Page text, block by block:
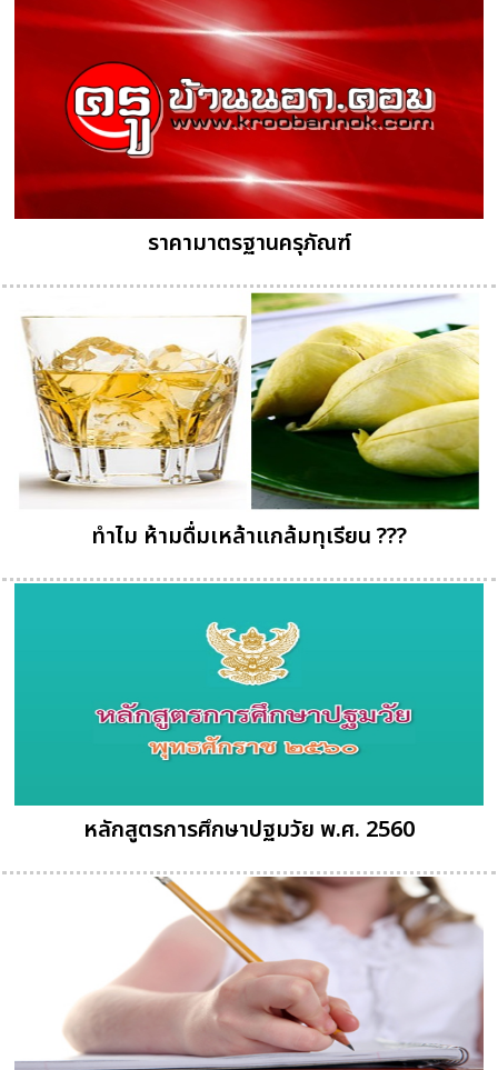
ราคามาตรฐานครุภัณฑ์
ทำไม ห้ามดื่มเหล้าแกล้มทุเรียน ???
หลักสูตรการศึกษาปฐมวัย พ.ศ. 2560